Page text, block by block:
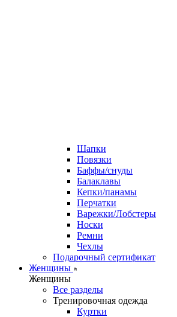
Шапки
Повязки
Баффы/снуды
Балаклавы
Кепки/панамы
Перчатки
Варежки/Лобстеры
Носки
Ремни
Чехлы
Подарочный сертификат
Женщины
Женщины
Все разделы
Тренировочная одежда
Куртки